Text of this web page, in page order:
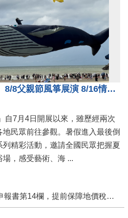
通霄沙雕精彩不間斷 8/8父親節風箏展演 8/16情人節66對浪漫挑戰送好禮
自7月4日開展以來，雖歷經兩次
民眾前往參觀。暑假進入最後倒
精彩活動，邀請全國民眾把握夏
日假期，走進通霄海水浴場，感受藝術、海 ...
移轉土地勾選土地現值申報書第14欄，提前保障地價稅節稅權益